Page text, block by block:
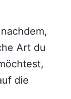
Art du
die